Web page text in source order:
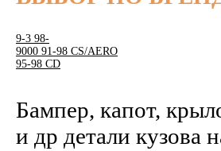
9-3 98-
9000 91-98 CS/AERO
95-98 CD
Бампер, капот,
и др детали кузова